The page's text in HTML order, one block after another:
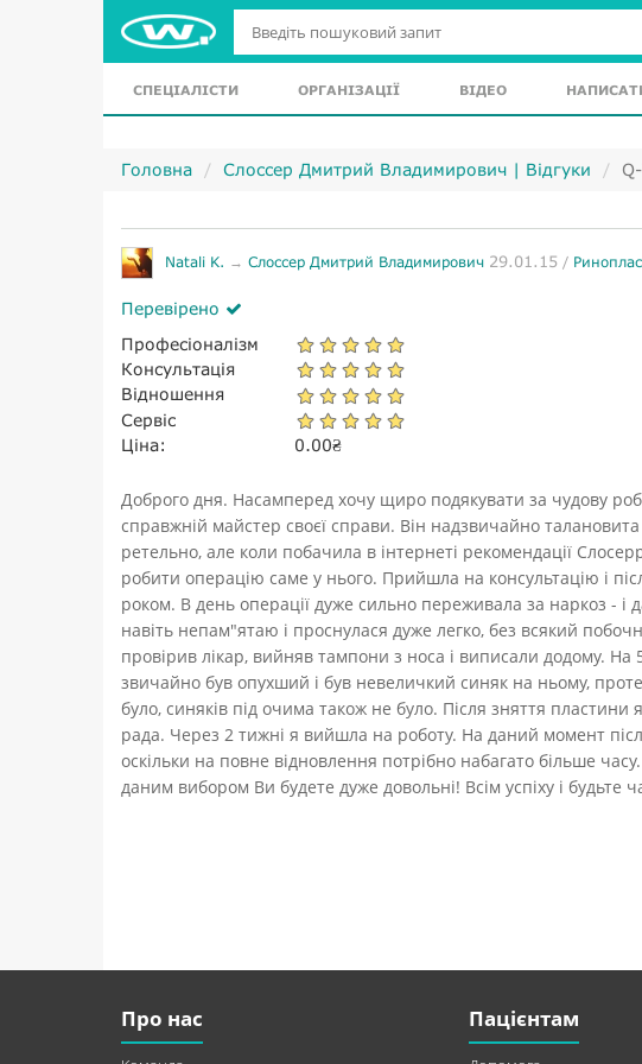
СПЕЦІАЛІСТИ ОРГАНІЗАЦІЇ ВІДЕО
Головна Слоссер Дмитрий Владимирович | Відгуки
Natali K. → Слоссер Дмитрий Владимирович 29.01.15 /
Перевірено
Професіоналізм
Консультація
Відношення
Сервіс
Ціна:
0.00₴
Доброго дня. Насамперед хочу щиро подякувати за чудову
справжній майстер своєї справи. Він надзвичайно
ретельно, але коли побачила в інтернеті рекомендації
робити операцію саме у нього. Прийшла на консультацію і
роком. В день операції дуже сильно переживала за наркоз -
навіть непам"ятаю і проснулася дуже легко, без всякий
провірив лікар, вийняв тампони з носа і виписали додому. На
звичайно був опухший і був невеличкий синяк на ньому,
було, синяків під очима також не було. Після зняття
рада. Через 2 тижні я вийшла на роботу. На даний момент
оскільки на повне відновлення потрібно набагато більше
даним вибором Ви будете дуже довольні! Всім успіху і будьте
Про нас Пацієнтам